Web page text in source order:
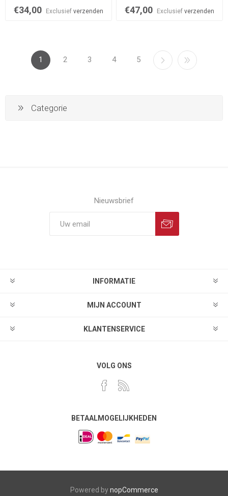
€34,00 Exclusief verzenden €47,00 Exclusiefverzenden
1 2 3 4 5
Categorie
Nieuwsbrief
INFORMATIE
MIJN ACCOUNT
KLANTENSERVICE
VOLG ONS
BETAALMOGELIJKHEDEN
Powered bynopCommerce